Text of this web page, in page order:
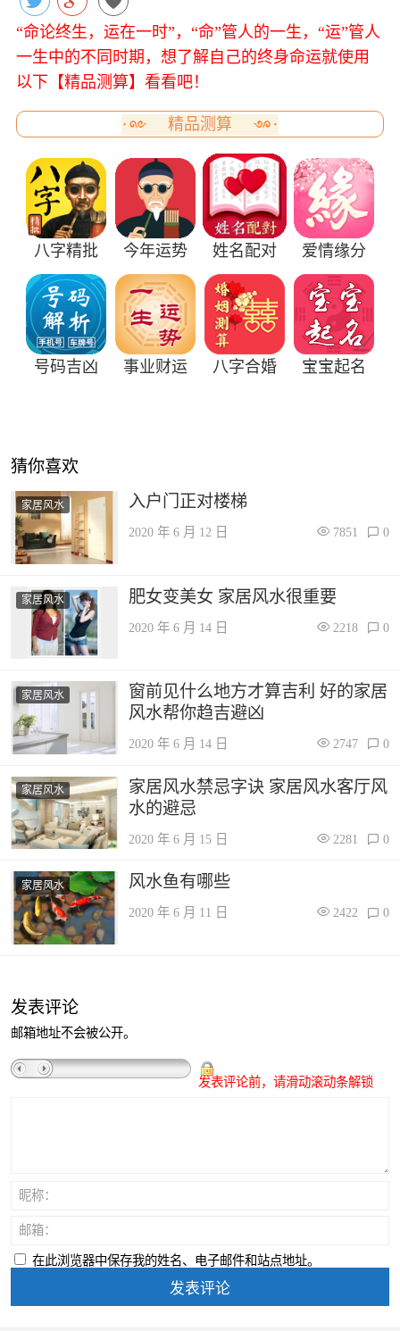
“命论终生，运在一时”，“命”管人的一生，“运”管人
一生中的不同时期，想了解自己的终身命运就使用
以下【精品测算】看看吧！
精品测算
八字精批 今年运势 姓名配对 爱情缘分
号码吉凶 事业财运 八字合婚 宝宝起名
猜你喜欢
家居风水 入户门正对楼梯
2020 年 6 月 12 日 7851 0
家居风水 肥女变美女 家居风水很重要
2020 年 6 月 14 日 2218 0
家居风水
窗前见什么地方才算吉利 好的家居
风水帮你趋吉避凶
2020 年 6 月 14 日 2747 0
家居风水
家居风水禁忌字诀 家居风水客厅风
水的避忌
2020 年 6 月 15 日 2281 0
家居风水 风水鱼有哪些
2020 年 6 月 11 日 2422 0
发表评论
邮箱地址不会被公开。
发表评论前，请滑动滚动条解锁
昵称：
邮箱：
在此浏览器中保存我的姓名、电子邮件和站点地址。